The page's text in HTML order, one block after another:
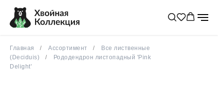
Главная Ассортимент
Все лиственные
(Deciduis)
Рододендрон листопадный 'Pink
Delight'